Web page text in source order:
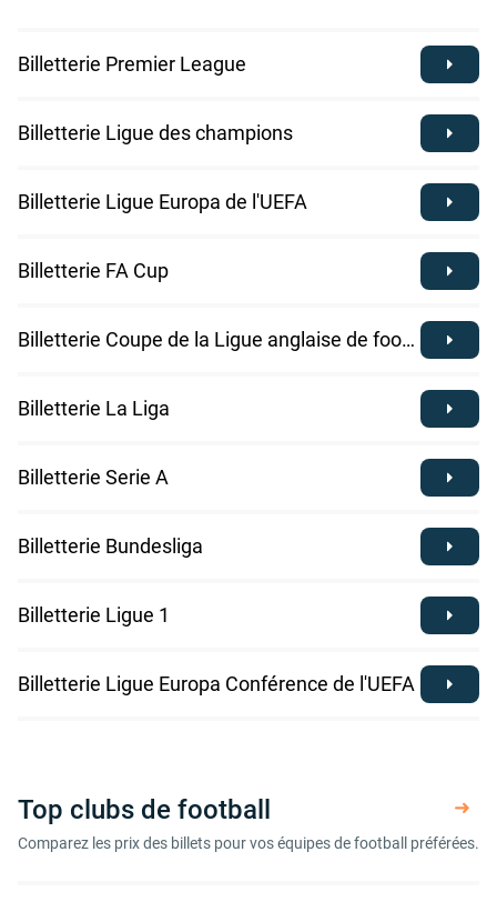
Billetterie Premier League
Billetterie Ligue des champions
Billetterie Ligue Europa de l'UEFA
Billetterie FA Cup
Billetterie Coupe de la Ligue anglaise de football
Billetterie La Liga
Billetterie Serie A
Billetterie Bundesliga
Billetterie Ligue 1
Billetterie Ligue Europa Conférence de l'UEFA
Top clubs de football
Comparez les prix des billets pour vos équipes de football préférées.